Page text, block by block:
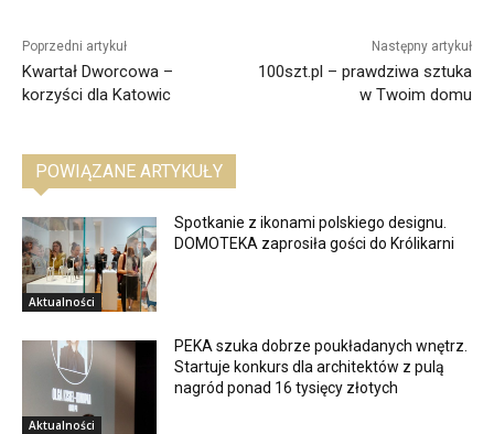
Poprzedni artykuł
Kwartał Dworcowa –
korzyści dla Katowic
Następny artykuł
100szt.pl – prawdziwa sztuka
w Twoim domu
POWIĄZANE ARTYKUŁY
Aktualności
Spotkanie z ikonami polskiego designu.
DOMOTEKA zaprosiła gości do Królikarni
Aktualności
PEKA szuka dobrze poukładanych wnętrz.
Startuje konkurs dla architektów z pulą
nagród ponad 16 tysięcy złotych